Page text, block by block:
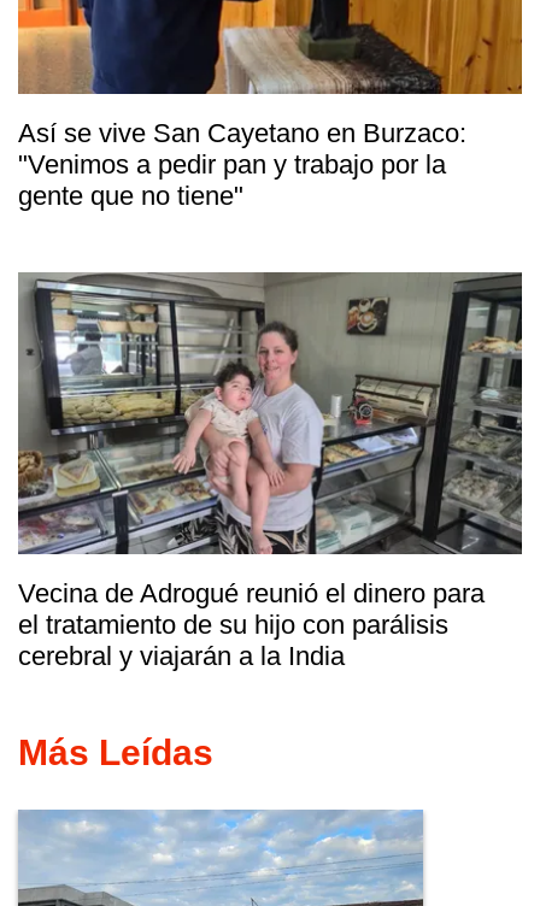
Así se vive San Cayetano en Burzaco:
"Venimos a pedir pan y trabajo por la
gente que no tiene"
Vecina de Adrogué reunió el dinero para
el tratamiento de su hijo con parálisis
cerebral y viajarán a la India
Más Leídas